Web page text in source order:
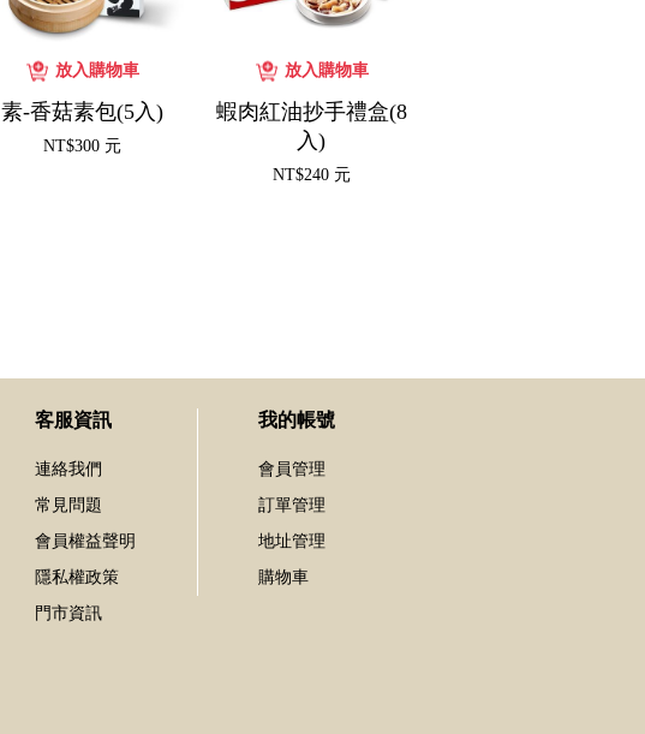
素-香菇素包(5入)
NT$300 元
蝦肉紅油抄手禮盒(8
入)
NT$240 元
我的帳號
會員管理
訂單管理
地址管理
購物車
客服資訊
連絡我們
常見問題
會員權益聲明
隱私權政策
門市資訊